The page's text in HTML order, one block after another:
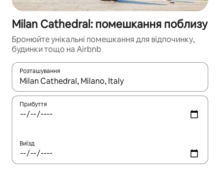
Milan Cathedral: помешкання поблизу
Бронюйте унікальні помешкання для відпочинку,
будинки тощо на Airbnb
Розташування
Отримавши результати пошуку, використовуйте для
Прибуття
Виїзд